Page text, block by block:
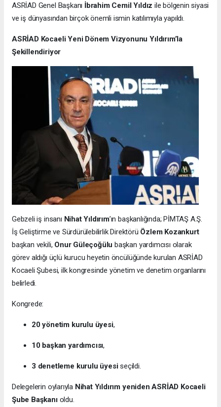
ASRİAD Genel Başkanı İbrahim Cemil Yıldız ile bölgenin siyasi
ve iş dünyasından birçok önemli ismin katılımıyla yapıldı.
ASRİAD Kocaeli Yeni Dönem Vizyonunu Yıldırım’la
Şekillendiriyor
Gebzeli iş insanı Nihat Yıldırım’ın başkanlığında; PİMTAŞ A.Ş.
İş Geliştirme ve Sürdürülebilirlik Direktörü Özlem Kozankurt
başkan vekili, Onur Güleçoğülu başkan yardımcısı olarak
görev aldığı üçlü kurucu heyetin öncülüğünde kurulan ASRİAD
Kocaeli Şubesi, ilk kongresinde yönetim ve denetim organlarını
belirledi.
Kongrede:
20 yönetim kurulu üyesi,
10 başkan yardımcısı,
3 denetleme kurulu üyesiseçildi.
Delegelerin oylarıyla Nihat Yıldırım yeniden ASRİAD Kocaeli
Şube Başkanıoldu.